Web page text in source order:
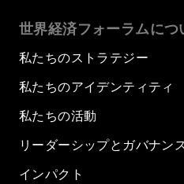
世界経済フォーラムにつ
私たちのストラテジー
私たちのアイデンティティ
私たちの活動
リーダーシップとガバナン
インパクト